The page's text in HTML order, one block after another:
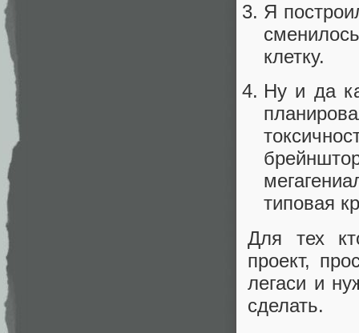
Я
клетку.
Ну и да
типовая
Для тех
проект,
легаси и
сделать.